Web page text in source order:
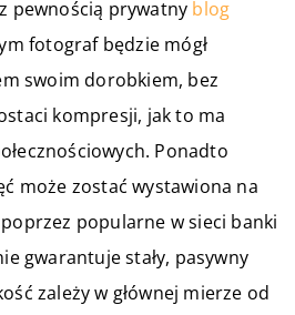
pewnością prywatny blog
fotograf będzie mógł
swoim dorobkiem, bez
kompresji, jak to ma
Ponadto
może zostać wystawiona na
popularne w sieci banki
gwarantuje stały, pasywny
zależy w głównej mierze od